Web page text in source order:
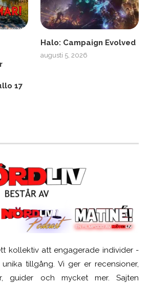
17
Halo: Campaign Evolved
augusti 5, 2026
kollektiv att engagerade individer -
tillgång. Vi ger er recensioner,
guider och mycket mer. Sajten